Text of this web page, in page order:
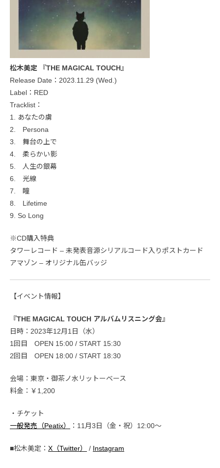
松木美定 『THE MAGICAL TOUCH』
Release Date：2023.11.29 (Wed.)
Label：RED
Tracklist：
1. あなたの虜
2. Persona
3. 舞台の上で
4. 柔らかい影
5. 人生の銀幕
6. 光線
7. 瞳
8. Lifetime
9. So Long
※CD購入特典
タワーレコード – 未発表音源シリアルコード入りポストカード
アマゾン – オリジナル缶バッジ
【イベント情報】
『THE MAGICAL TOUCH アルバムリスニング会』
日時：2023年12月1日（水）
1回目 OPEN 15:00 / START 15:30
2回目 OPEN 18:00 / START 18:30
会場：東京・御茶ノ水リットーベース
料金：￥1,200
・チケット
一般発売（Peatix）
：11月3日（金・祝）12:00〜
■松木美定： X（Twitter） / Instagram